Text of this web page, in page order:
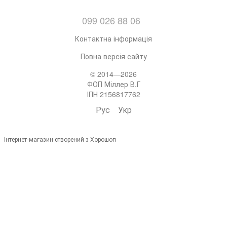
099 026 88 06
Контактна інформація
Повна версія сайту
© 2014—2026
ФОП Міллер В.Г
ІПН 2156817762
Рус Укр
Інтернет-магазин створений з Хорошоп